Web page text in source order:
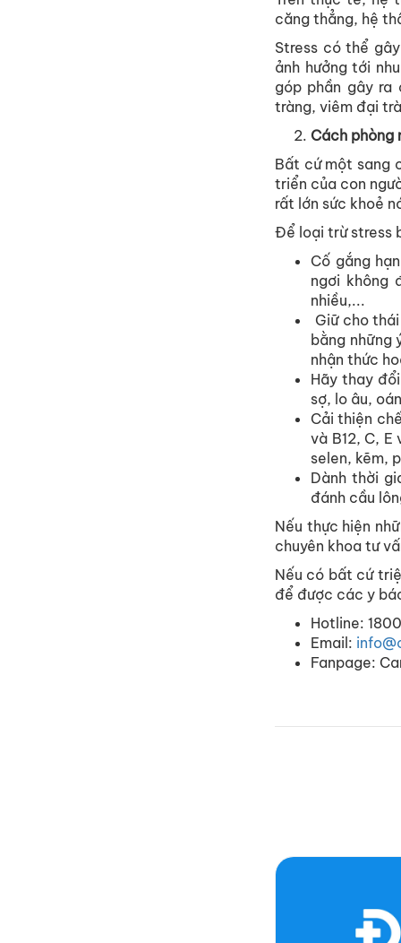
căng thẳng, hệ
Stress có thể gây
ảnh hưởng tới nhu
góp phần gây ra
tràng, viêm đại
Cách phòng
Bất cứ một sang
triển của con
rất lớn sức khoẻ
Để loại trừstress
Cố gắng hạn
ngơi không
nhiều,...
Giữ cho thái
bằng những
nhận thức h
Hãy thay đổi
sợ, lo âu, oán
Cải thiện chế
và B12, C, E
selen, kẽm,
Dành thời
đánh cầu
Nếu thực hiện
chuyên khoa tư
Nếu có bất cứ
để được các y
Hotline:
Email:
Fanpage: